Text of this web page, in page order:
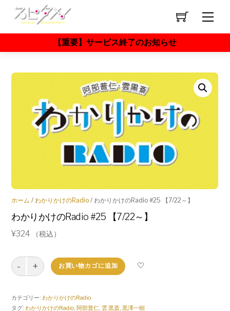
content
【重要】サービス終了のお知らせ
ホーム / わかりかけのRadio / わかりかけのRadio #25 【7/22～】
わかりかけのRadio #25 【7/22～】
¥324 （税込）
け
お買い物カゴに追加
カテゴリー:わかりかけのRadio
タグ:わかりかけのRadio,阿部普仁, 雲 黒斎,黒澤一樹